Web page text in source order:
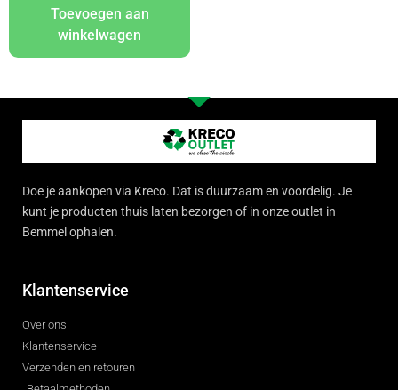
Toevoegen aan
winkelwagen
Doe je aankopen via Kreco. Dat is duurzaam en voordelig. Je
kunt je producten thuis laten bezorgen of in onze outlet in
Bemmel ophalen.
Klantenservice
Over ons
Klantenservice
Verzenden en retouren